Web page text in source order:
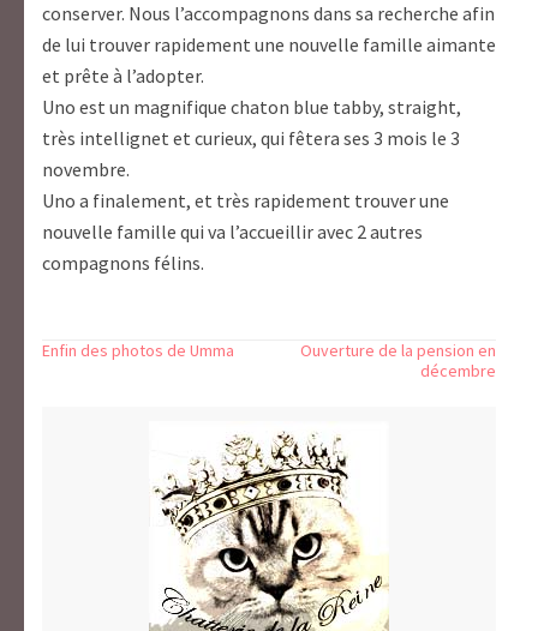
conserver. Nous l’accompagnons dans sa recherche afin
de lui trouver rapidement une nouvelle famille aimante
et prête à l’adopter.
Uno est un magnifique chaton blue tabby, straight,
très intellignet et curieux, qui fêtera ses 3 mois le 3
novembre.
Uno a finalement, et très rapidement trouver une
nouvelle famille qui va l’accueillir avec 2 autres
compagnons félins.
Navigation
Enfin des photos de Umma
Ouverture de la pension en
décembre